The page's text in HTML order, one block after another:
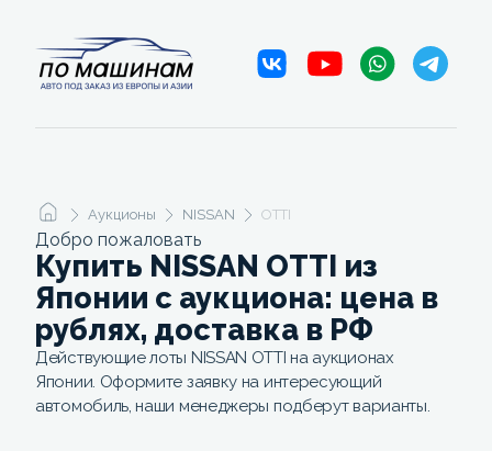
Аукционы NISSAN OTTI
Добро пожаловать
Купить NISSAN OTTI из
Японии с аукциона: цена в
рублях, доставка в РФ
Действующие лоты NISSAN OTTI на аукционах
Японии. Оформите заявку на интересующий
автомобиль, наши менеджеры подберут варианты.